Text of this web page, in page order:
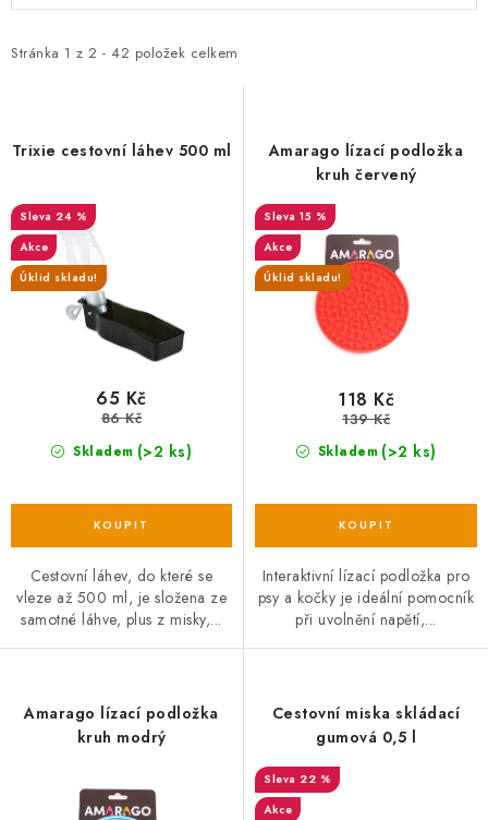
i
r
d
u
k
t
Stránka 1 z 2 - 42 položek celkem
e
p
o
d
u
k
Trixie cestovní láhev 500 ml
24 %
Akce
Úklid skladu!
Skladem (>2 ks)
65 Kč
86 Kč
Cestovní láhev, do které se
vleze až 500 ml, je složena ze
samotné láhve, plus z misky,...
Amarago lízací podložka
kruh červený
15 %
Akce
Úklid skladu!
Skladem (>2 ks)
118 Kč
139 Kč
Interaktivní lízací podložka pro
psy a kočky je ideální pomocník
při uvolnění napětí,...
Amarago lízací podložka
kruh modrý
Cestovní miska skládací
gumová 0,5 l
22 %
Akce